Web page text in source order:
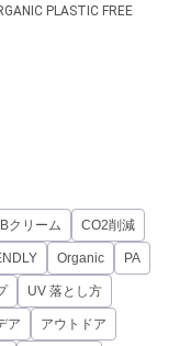
PLASTIC FREE
クリーム CO2削減
Organic PA
UV 落とし方
ア アウトドア